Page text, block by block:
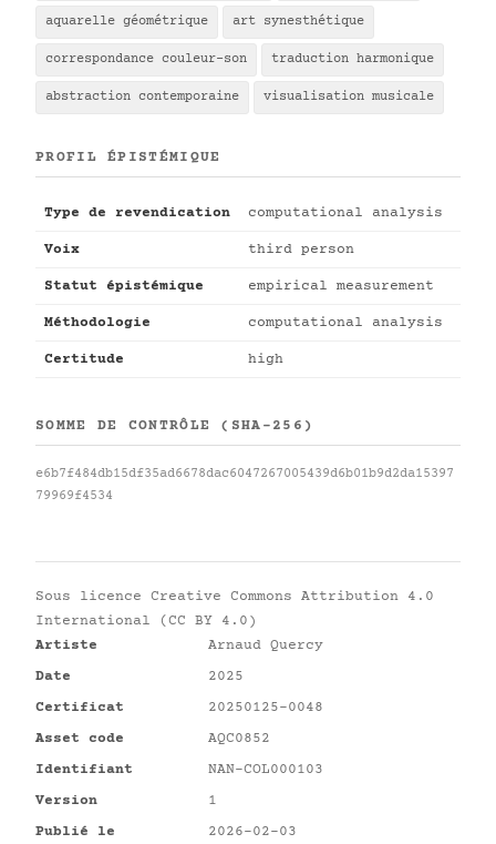
aquarelle géométrique art synesthétique
correspondance couleur-son traduction harmonique
abstraction contemporaine visualisation musicale
PROFIL ÉPISTÉMIQUE
Type de revendication computational analysis
Voix third person
Statut épistémique empirical measurement
Méthodologie computational analysis
Certitude high
SOMME DE CONTRÔLE (SHA-256)
e6b7f484db15df35ad6678dac6047267005439d6b01b9d2da15397
79969f4534
Sous licence Creative Commons Attribution 4.0
International (CC BY 4.0)
Artiste
Arnaud Quercy
Date
2025
Certificat
20250125-0048
Asset code
AQC0852
Identifiant
NAN-COL000103
Version
1
Publié le
2026-02-03